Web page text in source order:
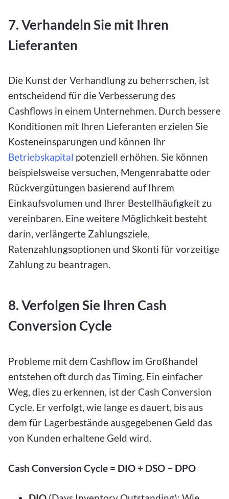
7. Verhandeln Sie mit Ihren
Lieferanten
Die Kunst der Verhandlung zu beherrschen, ist
entscheidend für die Verbesserung des
Cashflows in einem Unternehmen. Durch bessere
Konditionen mit Ihren Lieferanten erzielen Sie
Kosteneinsparungen und können Ihr
Betriebskapital potenziell erhöhen. Sie können
beispielsweise versuchen, Mengenrabatte oder
Rückvergütungen basierend auf Ihrem
Einkaufsvolumen und Ihrer Bestellhäufigkeit zu
vereinbaren. Eine weitere Möglichkeit besteht
darin, verlängerte Zahlungsziele,
Ratenzahlungsoptionen und Skonti für vorzeitige
Zahlung zu beantragen.
8. Verfolgen Sie Ihren Cash
Conversion Cycle
Probleme mit dem Cashflow im Großhandel
entstehen oft durch das Timing. Ein einfacher
Weg, dies zu erkennen, ist der Cash Conversion
Cycle. Er verfolgt, wie lange es dauert, bis aus
dem für Lagerbestände ausgegebenen Geld das
von Kunden erhaltene Geld wird.
Cash Conversion Cycle = DIO + DSO − DPO